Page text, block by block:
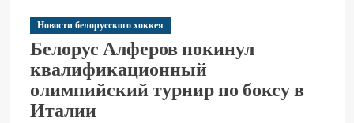
Новости белорусского хоккея
Белорус Алферов покинул
квалификационный
олимпийский турнир по боксу в
Италии